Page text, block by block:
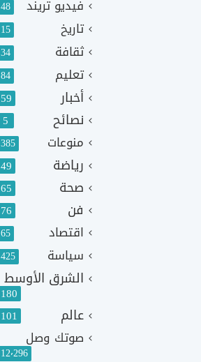
فيديو تريند 48
تاريخ 15
ثقافة 34
تعليم 84
أخبار 59
نصائح 5
منوعات 385
رياضة 49
صحة 65
فن 76
اقتصاد 65
سياسة 425
الشرق الأوسط
180
عالم 101
صوتك وصل
12٬296